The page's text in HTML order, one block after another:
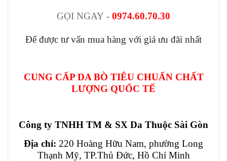
GỌI NGAY - 0974.60.70.30
Để được tư vấn mua hàng với giá ưu đãi nhất
CUNG CẤP DA BÒ TIÊU CHUẨN CHẤT
LƯỢNG QUỐC TẾ
Công ty TNHH TM & SX Da Thuộc Sài Gòn
Địa chỉ: 220 Hoàng Hữu Nam, phường Long
Thạnh Mỹ, TP.Thủ Đức, Hồ Chí Minh